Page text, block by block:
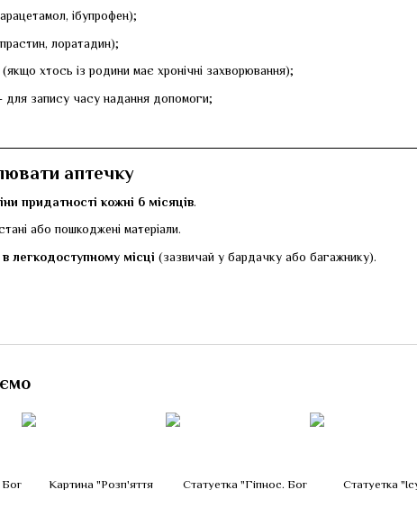
ібупрофен);
лоратадин);
(якщо хтось із родини має хронічні захворювання);
для запису часу надання допомоги;
аптечку
придатності кожні 6 місяців.
або пошкоджені матеріали.
в легкодоступному місці (зазвичай у бардачку або багажнику).